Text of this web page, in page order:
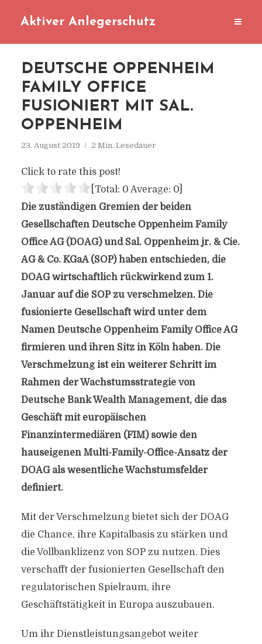
Aktiver Anlegerschutz
DEUTSCHE OPPENHEIM
FAMILY OFFICE
FUSIONIERT MIT SAL.
OPPENHEIM
23. August 2019 2 Min. Lesedauer
Click to rate this post!
[Total: 0 Average: 0]
Die zuständigen Gremien der beiden
Gesellschaften Deutsche Oppenheim Family
Office AG (DOAG) und Sal. Oppenheim jr. & Cie.
AG & Co. KGaA (SOP) haben entschieden, die
DOAG wirtschaftlich rückwirkend zum 1.
Januar auf die SOP zu verschmelzen. Die
fusionierte Gesellschaft wird unter dem
Namen Deutsche Oppenheim Family Office AG
firmieren und ihren Sitz in Köln haben. Die
Verschmelzung ist ein weiterer Schritt im
Rahmen der Wachstumsstrategie von
Deutsche Bank Wealth Management, die das
Geschäft mit europäischen
Finanzintermediären (FIM) sowie den
hauseigenen Multi-Family-Office-Ansatz der
DOAG als wesentliche Wachstumsfelder
definiert.
Mit der Verschmelzung bietet sich der DOAG
die Chance, ihre Kapitalbasis zu stärken und
die Vollbanklizenz von SOP zu nutzen. Dies
verschafft der fusionierten Gesellschaft den
regulatorischen Spielraum, ihre
Geschäftstätigkeit in Europa auszubauen.
Um ihr Dienstleistungsangebot weiter